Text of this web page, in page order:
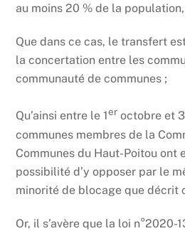
au moins 20 % de la population,
Que dans ce cas, le transfert
la concertation entre les
communauté de communes ;
Qu’ainsi entre le 1er octobre et
communes membres de la
Communes du Haut-Poitou ont
possibilité d’y opposer par le
minorité de blocage que décrit
Or, il s’avère que la loi n°2020-